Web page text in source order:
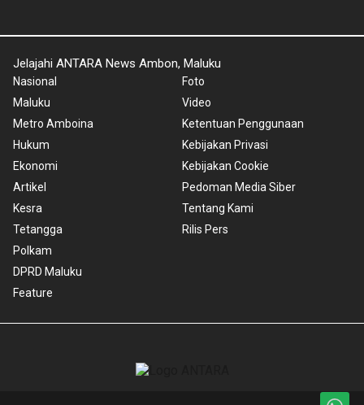
Jelajahi ANTARA News Ambon, Maluku
Nasional
Maluku
Metro Amboina
Hukum
Ekonomi
Artikel
Kesra
Tetangga
Polkam
DPRD Maluku
Feature
Foto
Video
Ketentuan Penggunaan
Kebijakan Privasi
Kebijakan Cookie
Pedoman Media Siber
Tentang Kami
Rilis Pers